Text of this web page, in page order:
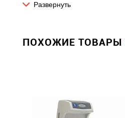
Физические параметры
Мощность, Вт
Развернуть
ПОХОЖИЕ ТОВАРЫ